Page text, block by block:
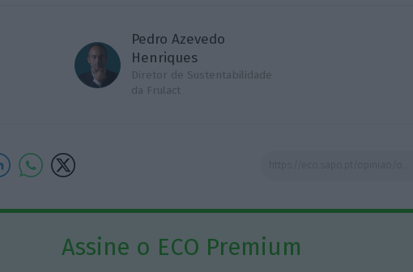
Pedro Azevedo
Henriques
Diretor de Sustentabilidade
da Frulact
Assine o ECO Premium